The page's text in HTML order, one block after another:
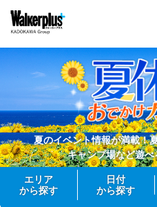
夏のイベント情報が満載！
キャンプ場など遊
エリア
から探す
日付
から探す